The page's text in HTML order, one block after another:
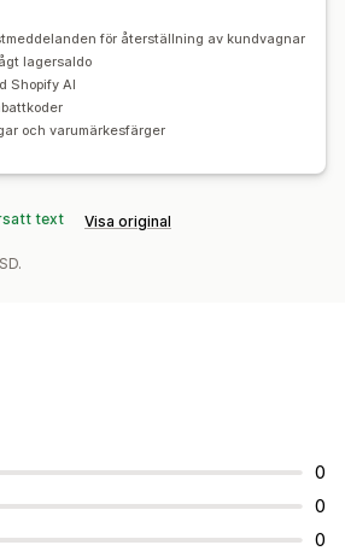
för återställning av kundvagnar
lagersaldo
Shopify AI
och varumärkesfärger
text Visa original
0
0
0